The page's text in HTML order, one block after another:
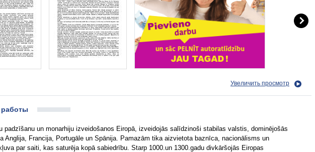
Увеличить просмотр
padzīšanu un monarhiju izveidošanos Eiropā, izveidojās salīdzinoši stabilas valstis, dominējošās
Anglija, Francija, Portugāle un Spānija. Pamazām tika aizvietota baznīca, nacionālisms un
par saiti, kas saturēja kopā sabiedrību. Starp 1000.un 1300.gadu divkāršojās Eiropas